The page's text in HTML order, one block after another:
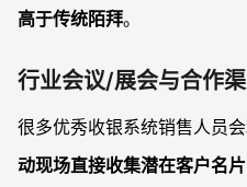
高于传统陌拜。
行业会议/展会与合作
很多优秀收银系统销售人员
动现场直接收集潜在客户名片